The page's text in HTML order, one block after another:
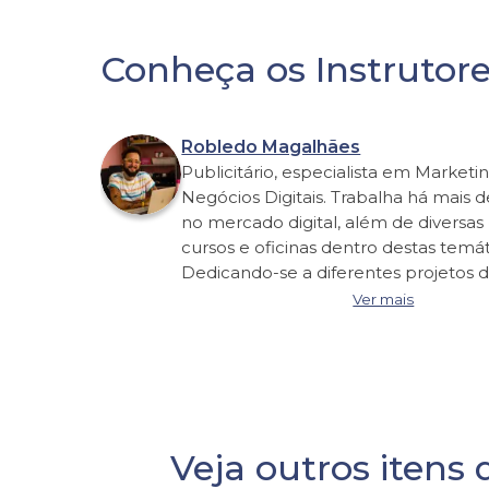
Conheça os
Robledo Magalhães
Publicitário, especialista em
Negócios Digitais. Trabalha há mais
no mercado digital, além de diversas
cursos e oficinas dentro destas
Dedicando-se a diferentes projetos
digital do SEBRAE, como o Sebrae
de aceleração da creator economy,
Ver mais
Veja outros itens